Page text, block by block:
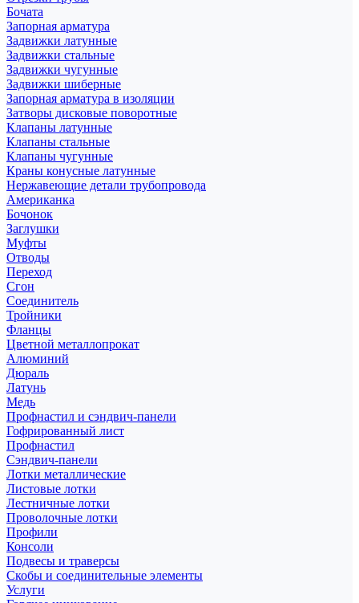
Бочата
Запорная арматура
Задвижки латунные
Задвижки стальные
Задвижки чугунные
Задвижки шиберные
Запорная арматура в изоляции
Затворы дисковые поворотные
Клапаны латунные
Клапаны стальные
Клапаны чугунные
Краны конусные латунные
Нержавеющие детали трубопровода
Американка
Бочонок
Заглушки
Муфты
Отводы
Переход
Сгон
Соединитель
Тройники
Фланцы
Цветной металлопрокат
Алюминий
Дюраль
Латунь
Медь
Профнастил и сэндвич-панели
Гофрированный лист
Профнастил
Сэндвич-панели
Лотки металлические
Листовые лотки
Лестничные лотки
Проволочные лотки
Профили
Консоли
Подвесы и траверсы
Скобы и соединительные элементы
Услуги